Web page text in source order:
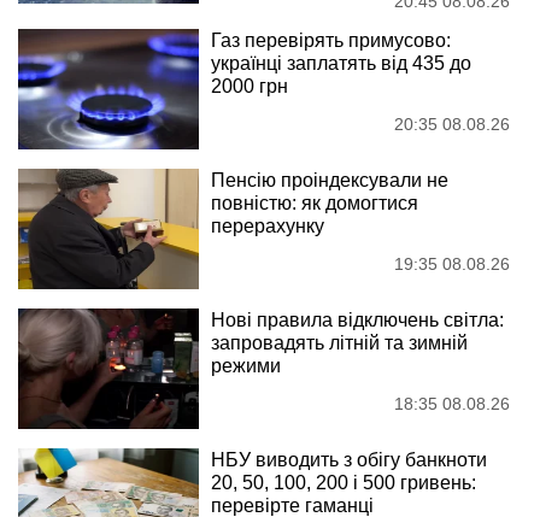
Газ перевірять примусово:
українці заплатять від 435 до
2000 грн
20:35 08.08.26
Пенсію проіндексували не
повністю: як домогтися
перерахунку
19:35 08.08.26
Нові правила відключень світла:
запровадять літній та зимній
режими
18:35 08.08.26
НБУ виводить з обігу банкноти
20, 50, 100, 200 і 500 гривень:
перевірте гаманці